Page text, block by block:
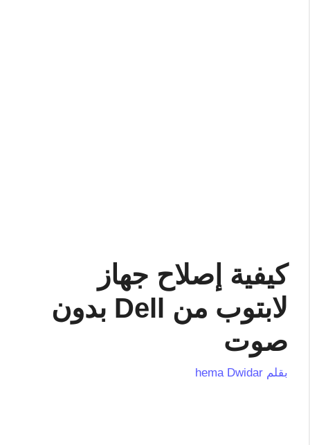
كيفية إصلاح جهاز
لابتوب من Dell بدون
صوت
بقلم hema Dwidar